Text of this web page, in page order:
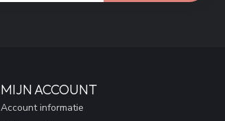
MIJN ACCOUNT
Account informatie